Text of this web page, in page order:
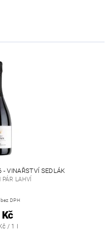
- VINAŘSTVÍ SEDLÁK
LAHVÍ
DPH
/ 1 l